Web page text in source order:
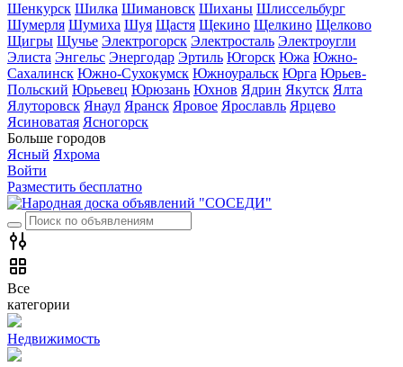
Шенкурск Шилка Шимановск Шиханы Шлиссельбург
Шумерля Шумиха Шуя Щастя Щекино Щелкино Щелково
Щигры Щучье Электрогорск Электросталь Электроугли
Элиста Энгельс Энергодар Эртиль Югорск Южа Южно-
Сахалинск Южно-Сухокумск Южноуральск Юрга Юрьев-
Польский Юрьевец Юрюзань Юхнов Ядрин Якутск Ялта
Ялуторовск Янаул Яранск Яровое Ярославль Ярцево
Ясиноватая Ясногорск
Больше городов
Ясный Яхрома
Войти
Разместить бесплатно
Все
категории
Недвижимость